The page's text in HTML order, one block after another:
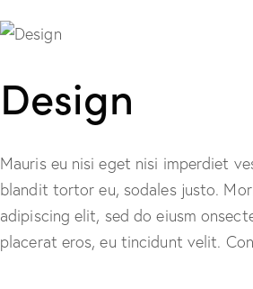
Design
Mauris eu nisi eget nisi imperdiet
blandit tortor eu, sodales justo.
adipiscing elit, sed do eiusm
placerat eros, eu tincidunt velit.